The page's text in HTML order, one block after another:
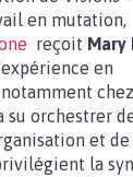
en mutation,
reçoit Mary
en
chez
su orchestrer
et
la